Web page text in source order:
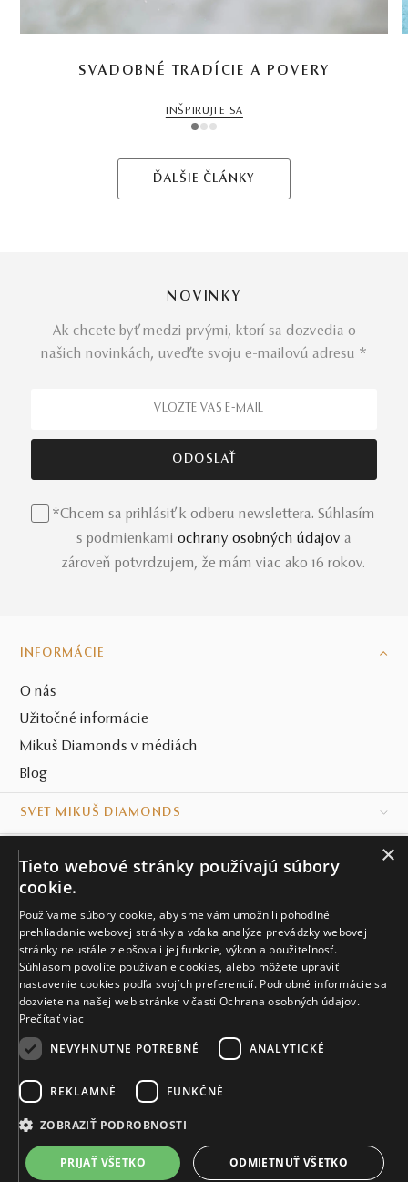
SVADOBNÉ TRADÍCIE A POVERY
INŠPIRUJTE SA
1 2 3
ĎALŠIE ČLÁNKY
3 503 €
Vyrobíme a doručíme do 28 dní
VIAC INFO
NOVINKY
Ak chcete byť medzi prvými, ktorí sa dozvedia o
našich novinkách, uveďte svoju e-mailovú adresu *
*Chcem sa prihlásiť k odberu newslettera. Súhlasím
s podmienkami ochrany osobných údajov a
zároveň potvrdzujem, že mám viac ako 16 rokov.
INFORMÁCIE
O nás
Užitočné informácie
Mikuš Diamonds v médiách
Blog
SVET MIKUŠ DIAMONDS
KONTAKT
Naše klenotníctva
Sídlo spoločnosti
© MIKUŠ DIAMONDS, A.S. 2026. VŠETKY PRÁVA VYHRADENÉ.
×
Tieto webové stránky používajú súbory
cookie.
Používame súbory cookie, aby sme vám umožnili pohodlné
prehliadanie webovej stránky a vďaka analýze prevádzky webovej
stránky neustále zlepšovali jej funkcie, výkon a použiteľnosť.
Súhlasom povolíte používanie cookies, alebo môžete upraviť
nastavenie cookies podľa svojích preferencií. Podrobné informácie sa
dozviete na našej web stránke v časti Ochrana osobných údajov.
Prečítať viac
NEVYHNUTNE POTREBNÉ
ANALYTICKÉ
REKLAMNÉ FUNKČNÉ
ZOBRAZIŤ PODROBNOSTI
PRIJAŤ VŠETKO ODMIETNUŤ VŠETKO